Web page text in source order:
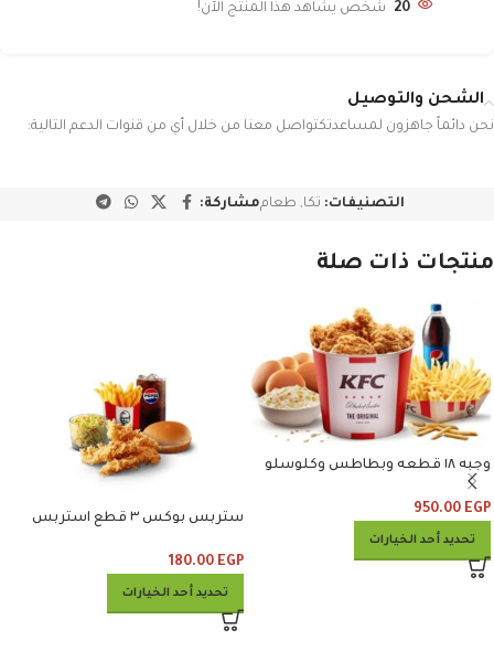
20 شخص يشاهد هذا المنتج الآن!
الشحن والتوصيل
نحن دائماً جاهزون لمساعدتكتواصل معنا من خلال أي من قنوات الدعم التالية:
التصنيفات: تكا, طعاممشاركة:
منتجات ذات صلة
وجبه ١٨ قطعه وبطاطس وكلوسلو
وبيبسي
950.00 EGP
تحديد أحد الخيارات
ستربس بوكس ٣ قطع استربس
180.00 EGP
تحديد أحد الخيارات